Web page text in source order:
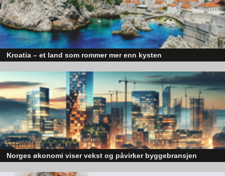
– Dette er absolutt et område hvor vi opplever en veldig vekst, og
det handler om å gjøre det enkelt for folk, understreker Joakim.
Leie istedenfor å eie?
Kundene kan velge mellom et komplett bilabonnement som selges
til en fast pris, der leie av bilen, forsikring, service, vedlikehold og
dekkhotell inngår. Eller du kan velge å kjøpe Volvoen din online,
med service, vedlikehold og forsikring.
Kroatia – et land som rommer mer enn kysten
sider enn det førsteinntrykket mange sitter igjen med.
Norges økonomi viser vekst og påvirker byggebransjen